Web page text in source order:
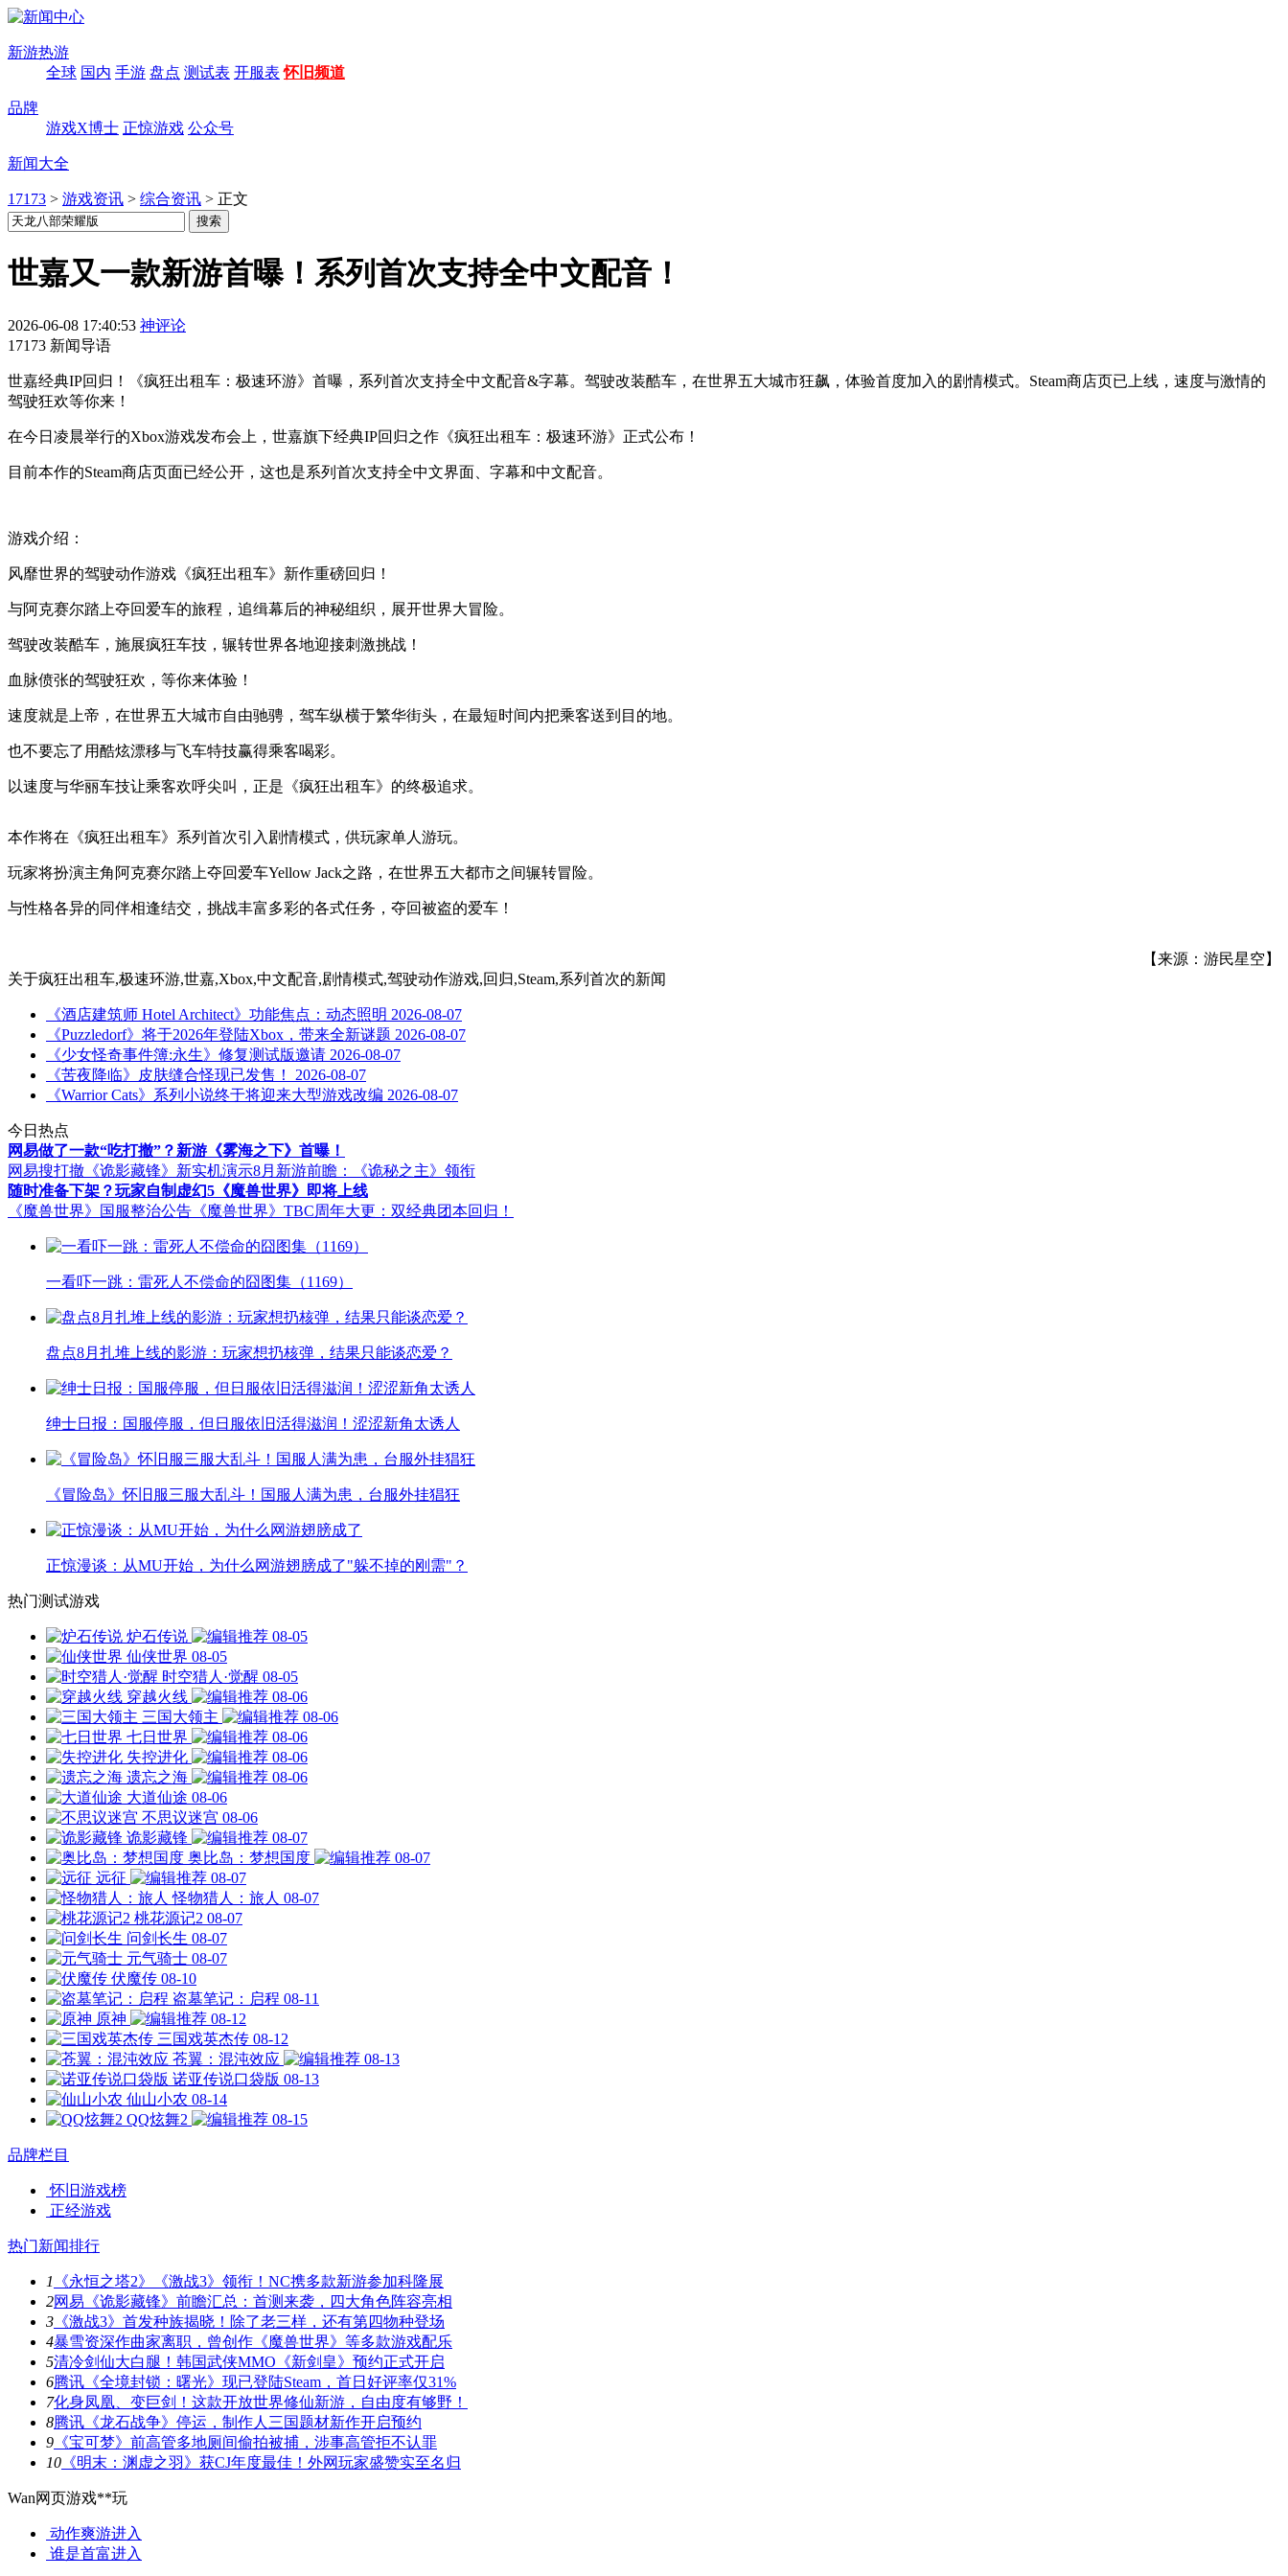
新游热游
全球 国内 手游 盘点 测试表 开服表 怀旧频道
品牌
游戏X博士 正惊游戏 公众号
新闻大全
17173 > 游戏资讯 > 综合资讯 > 正文
世嘉又一款新游首曝！系列首次支持全中文配音！
2026-06-08 17:40:53 神评论
17173 新闻导语
世嘉经典IP回归！《疯狂出租车：极速环游》首曝，系列首次支持全中文配音&字幕。驾驶改装酷车，在世界五大城市狂飙，体验首度加入的剧情模式。Steam商店页已上线，速度与激情的
驾驶狂欢等你来！
在今日凌晨举行的Xbox游戏发布会上，世嘉旗下经典IP回归之作《疯狂出租车：极速环游》正式公布！
目前本作的Steam商店页面已经公开，这也是系列首次支持全中文界面、字幕和中文配音。
游戏介绍：
风靡世界的驾驶动作游戏《疯狂出租车》新作重磅回归！
与阿克赛尔踏上夺回爱车的旅程，追缉幕后的神秘组织，展开世界大冒险。
驾驶改装酷车，施展疯狂车技，辗转世界各地迎接刺激挑战！
血脉偾张的驾驶狂欢，等你来体验！
速度就是上帝，在世界五大城市自由驰骋，驾车纵横于繁华街头，在最短时间内把乘客送到目的地。
也不要忘了用酷炫漂移与飞车特技赢得乘客喝彩。
以速度与华丽车技让乘客欢呼尖叫，正是《疯狂出租车》的终极追求。
本作将在《疯狂出租车》系列首次引入剧情模式，供玩家单人游玩。
玩家将扮演主角阿克赛尔踏上夺回爱车Yellow Jack之路，在世界五大都市之间辗转冒险。
与性格各异的同伴相逢结交，挑战丰富多彩的各式任务，夺回被盗的爱车！
【来源：游民星空】
关于疯狂出租车,极速环游,世嘉,Xbox,中文配音,剧情模式,驾驶动作游戏,回归,Steam,系列首次的新闻
《酒店建筑师 Hotel Architect》功能焦点：动态照明 2026-08-07
《Puzzledorf》将于2026年登陆Xbox，带来全新谜题 2026-08-07
《少女怪奇事件簿:永生》修复测试版邀请 2026-08-07
《苦夜降临》皮肤缝合怪现已发售！
2026-08-07
《Warrior Cats》系列小说终于将迎来大型游戏改编 2026-08-07
今日热点
网易做了一款“吃打撤”？新游《雾海之下》首曝！
网易搜打撤《诡影藏锋》新实机演示8月新游前瞻：《诡秘之主》领衔
随时准备下架？玩家自制虚幻5《魔兽世界》即将上线
《魔兽世界》国服整治公告 《魔兽世界》TBC周年大更：双经典团本回归！
一看吓一跳：雷死人不偿命的囧图集（1169）
盘点8月扎堆上线的影游：玩家想扔核弹，结果只能谈恋爱？
绅士日报：国服停服，但日服依旧活得滋润！涩涩新角太诱人
《冒险岛》怀旧服三服大乱斗！国服人满为患，台服外挂猖狂
正惊漫谈：从MU开始，为什么网游翅膀成了"躲不掉的刚需"？
热门测试游戏
炉石传说
08-05
仙侠世界 08-05
时空猎人·觉醒 08-05
穿越火线
08-06
三国大领主
08-06
七日世界
08-06
失控进化
08-06
遗忘之海
08-06
大道仙途 08-06
不思议迷宫 08-06
诡影藏锋
08-07
奥比岛：梦想国度
08-07
远征
08-07
怪物猎人：旅人 08-07
桃花源记2 08-07
问剑长生 08-07
元气骑士 08-07
伏魔传 08-10
盗墓笔记：启程 08-11
原神
08-12
三国戏英杰传 08-12
苍翼：混沌效应
08-13
诺亚传说口袋版 08-13
仙山小农 08-14
QQ炫舞2
08-15
品牌栏目
怀旧游戏榜
正经游戏
热门新闻排行
1
《永恒之塔2》《激战3》领衔！NC携多款新游参加科隆展
2网易《诡影藏锋》前瞻汇总：首测来袭，四大角色阵容亮相
3 《激战3》首发种族揭晓！除了老三样，还有第四物种登场
4暴雪资深作曲家离职，曾创作《魔兽世界》等多款游戏配乐
5清冷剑仙大白腿！韩国武侠MMO《新剑皇》预约正式开启
6腾讯《全境封锁：曙光》现已登陆Steam，首日好评率仅31%
7化身凤凰、变巨剑！这款开放世界修仙新游，自由度有够野！
8腾讯《龙石战争》停运，制作人三国题材新作开启预约
9 《宝可梦》前高管多地厕间偷拍被捕，涉事高管拒不认罪
10 《明末：渊虚之羽》获CJ年度最佳！外网玩家盛赞实至名归
Wan网页游戏**玩
动作爽游进入
谁是首富进入